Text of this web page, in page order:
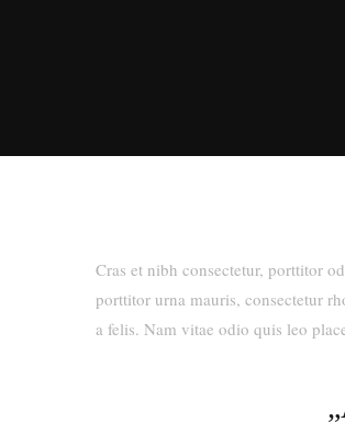
Cras et nibh consectetur, porttitor
porttitor urna mauris, consectetur
a felis. Nam vitae odio quis leo